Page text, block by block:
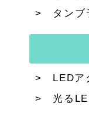
タンブ
LEDア
光る